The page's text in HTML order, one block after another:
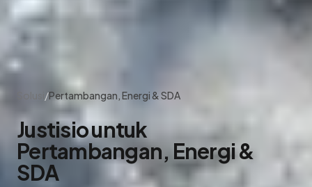
/Pertambangan, Energi & SDA
Justisio untuk
Pertambangan, Energi &
SDA